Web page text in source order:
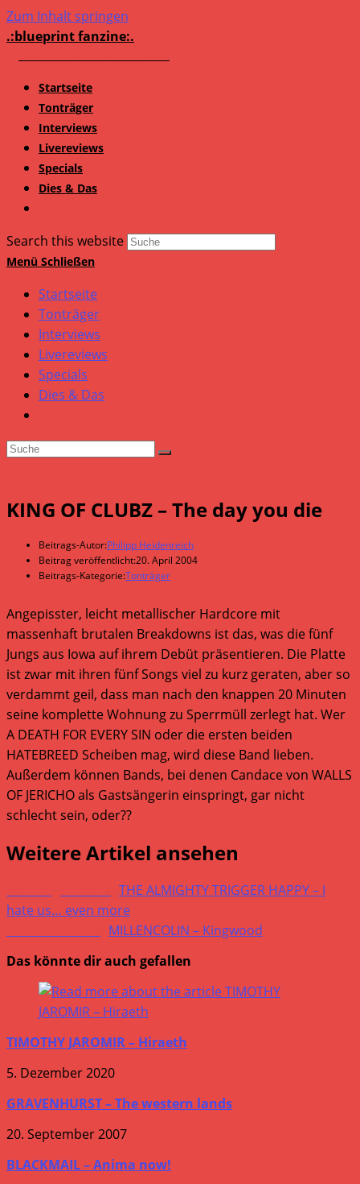
Zum Inhalt springen
.:blueprint fanzine:.
Startseite
Tonträger
Interviews
Livereviews
Specials
Dies & Das
Search this website
Menü Schließen
Startseite
Tonträger
Interviews
Livereviews
Specials
Dies & Das
KING OF CLUBZ – The day you die
Beitrags-Autor:Philipp Heidenreich
Beitrag veröffentlicht:20. April 2004
Beitrags-Kategorie:Tonträger
Angepisster, leicht metallischer Hardcore mit
massenhaft brutalen Breakdowns ist das, was die fünf
Jungs aus Iowa auf ihrem Debüt präsentieren. Die Platte
ist zwar mit ihren fünf Songs viel zu kurz geraten, aber so
verdammt geil, dass man nach den knappen 20 Minuten
seine komplette Wohnung zu Sperrmüll zerlegt hat. Wer
A DEATH FOR EVERY SIN oder die ersten beiden
HATEBREED Scheiben mag, wird diese Band lieben.
Außerdem können Bands, bei denen Candace von WALLS
OF JERICHO als Gastsängerin einspringt, gar nicht
schlecht sein, oder??
Weitere Artikel ansehen
THE ALMIGHTY TRIGGER HAPPY – I
hate us… even more
MILLENCOLIN – Kingwood
Das könnte dir auch gefallen
TIMOTHY JAROMIR – Hiraeth
5. Dezember 2020
GRAVENHURST – The western lands
20. September 2007
BLACKMAIL – Anima now!